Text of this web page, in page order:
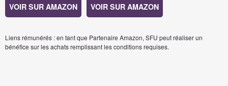
VOIR SUR AMAZON VOIR SUR AMAZON
Liens rémunérés : en tant que Partenaire Amazon, SFU peut réaliser un
bénéfice sur les achats remplissant les conditions requises.